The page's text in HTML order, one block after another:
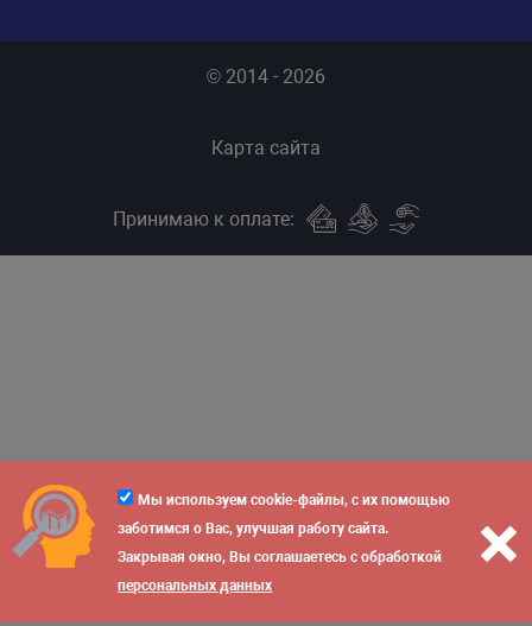
Мы используем cookie-файлы, с их помощью
заботимся о Вас, улучшая работу сайта.
Закрывая окно, Вы соглашаетесь с обработкой
персональных данных
© 2014 - 2026
Карта сайта
Принимаю к оплате: